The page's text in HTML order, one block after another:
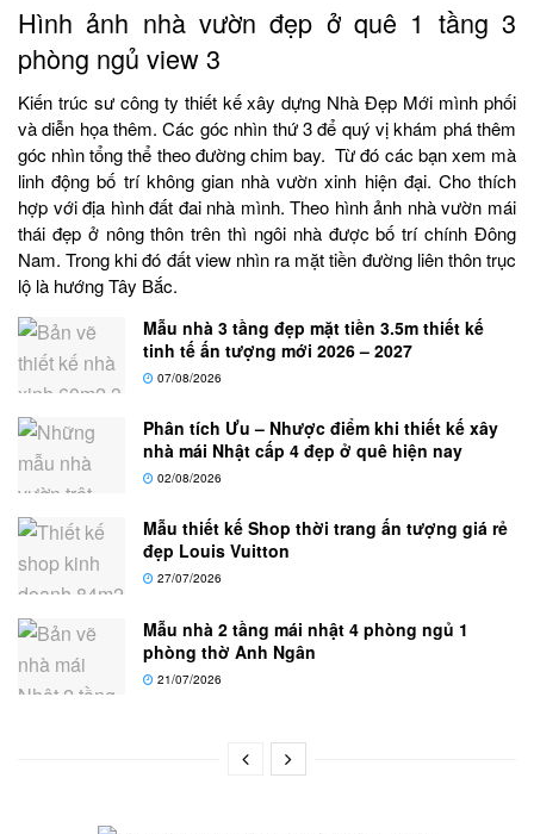
Hình ảnh nhà vườn đẹp ở quê 1 tầng 3
phòng ngủ view 3
Kiến trúc sư công ty thiết kế xây dựng Nhà Đẹp Mới mình phối
và diễn họa thêm. Các góc nhìn thứ 3 để quý vị khám phá thêm
góc nhìn tổng thể theo đường chim bay. Từ đó các bạn xem mà
linh động bố trí không gian nhà vườn xinh hiện đại. Cho thích
hợp với địa hình đất đai nhà mình. Theo hình ảnh nhà vườn mái
thái đẹp ở nông thôn trên thì ngôi nhà được bố trí chính Đông
Nam. Trong khi đó đất view nhìn ra mặt tiền đường liên thôn trục
lộ là hướng Tây Bắc.
Mẫu nhà 3 tầng đẹp mặt tiền 3.5m thiết kế
tinh tế ấn tượng mới 2026 – 2027
07/08/2026
Phân tích Ưu – Nhược điểm khi thiết kế xây
nhà mái Nhật cấp 4 đẹp ở quê hiện nay
02/08/2026
Mẫu thiết kế Shop thời trang ấn tượng giá rẻ
đẹp Louis Vuitton
27/07/2026
Mẫu nhà 2 tầng mái nhật 4 phòng ngủ 1
phòng thờ Anh Ngân
21/07/2026